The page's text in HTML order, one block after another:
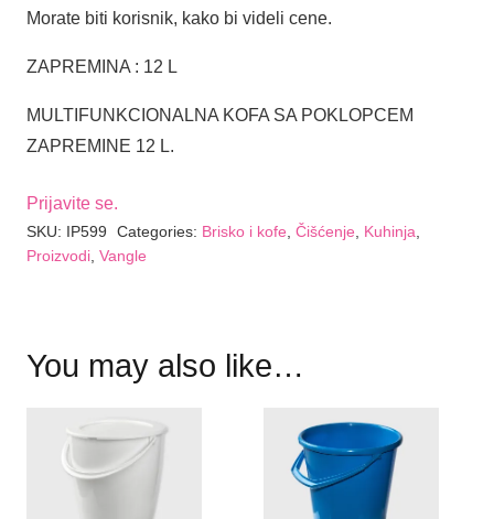
Morate biti korisnik, kako bi videli cene.
ZAPREMINA : 12 L
MULTIFUNKCIONALNA KOFA SA POKLOPCEM
ZAPREMINE 12 L.
Prijavite se.
SKU: IP599 Categories: Brisko i kofe Čišćenje Kuhinja
Proizvodi Vangle
You may also like…